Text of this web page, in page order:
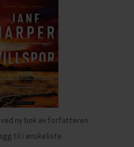
ny bok av forfatteren
til i ønskeliste